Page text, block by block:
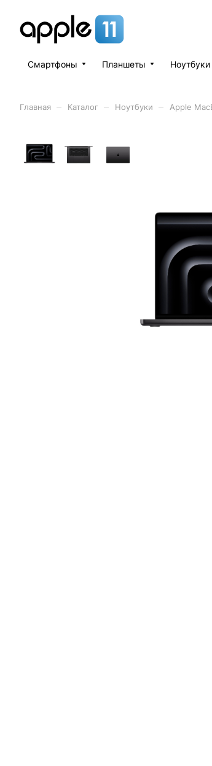
Смартфоны Планшеты Ноутбуки
Главная Каталог Ноутбуки Apple